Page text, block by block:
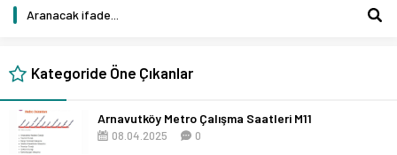
Kategoride Öne Çıkanlar
Arnavutköy Metro Çalışma Saatleri M11
08.04.2025 0